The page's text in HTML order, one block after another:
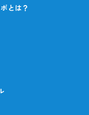
とは？